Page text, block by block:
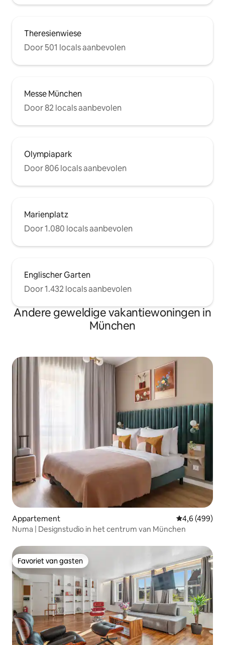
Theresienwiese
Door 501 locals aanbevolen
Messe München
Door 82 locals aanbevolen
Olympiapark
Door 806 locals aanbevolen
Marienplatz
Door 1.080 locals aanbevolen
Englischer Garten
Door 1.432 locals aanbevolen
Andere geweldige vakantiewoningen in
München
Appartement Gemiddelde
4,6 (499)
Numa | Designstudio in het centrum van München
Favoriet van gasten
Favoriet van gasten